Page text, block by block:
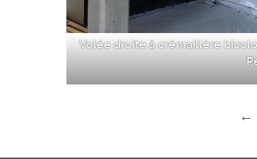
Volée droite à crémaillère
←